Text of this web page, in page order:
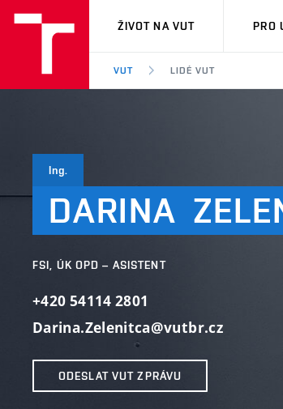
VUT
ŽIVOT NA VUT PRO
VUT LIDÉ VUT
Ing.
DARINA
FSI, ÚK OPD – ASISTENT
+420 54114 2801
Darina.Zelenitca@vutbr.cz
ODESLAT VUT ZPRÁVU